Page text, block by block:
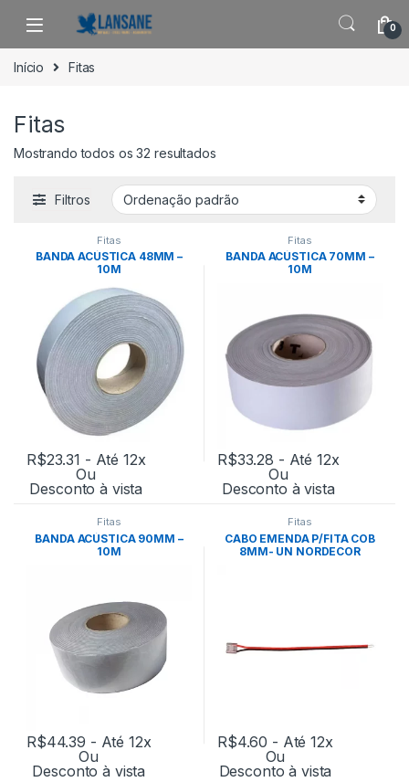
Saltar para navegação
Pular para o conteúdo
0
Início Fitas
Fitas
Mostrando todos os 32 resultados
Filtros
Fitas
BANDA ACÚSTICA 48MM –
10M
R$23.31 - Até 12x
Ou
Desconto à vista
Fitas
BANDA ACÚSTICA 70MM –
10M
R$33.28 - Até 12x
Ou
Desconto à vista
Fitas
BANDA ACÚSTICA 90MM –
10M
R$44.39 - Até 12x
Ou
Desconto à vista
Fitas
CABO EMENDA P/FITA COB
8MM- UN NORDECOR
R$4.60 - Até 12x
Ou
Desconto à vista